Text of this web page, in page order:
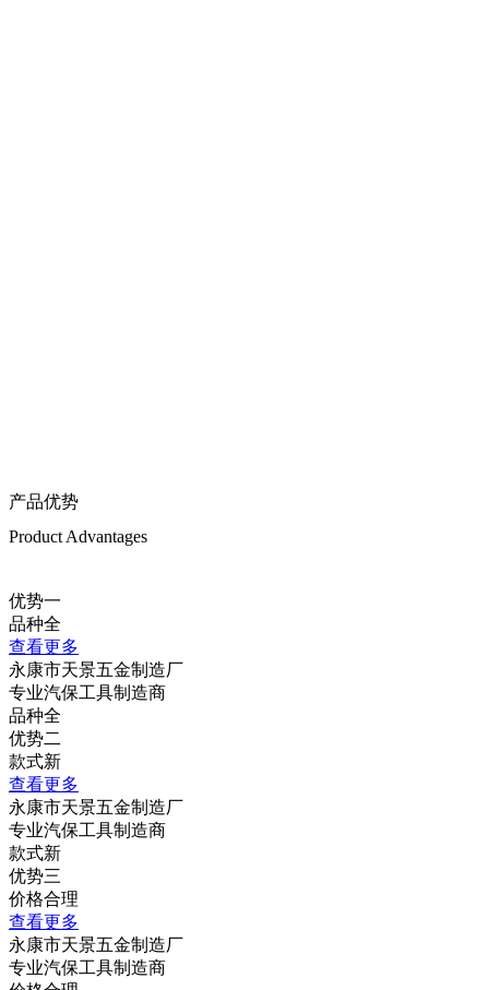
产品优势
Product Advantages
优势一
品种全
查看更多
永康市天景五金制造厂
专业汽保工具制造商
品种全
优势二
款式新
查看更多
永康市天景五金制造厂
专业汽保工具制造商
款式新
优势三
价格合理
查看更多
永康市天景五金制造厂
专业汽保工具制造商